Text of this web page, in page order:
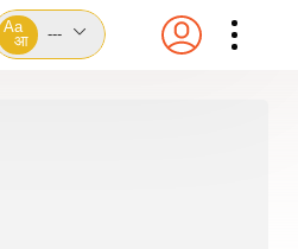
Aa
आ
---